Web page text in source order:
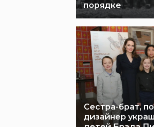
порядке
Сестра-брат,
дизайнер